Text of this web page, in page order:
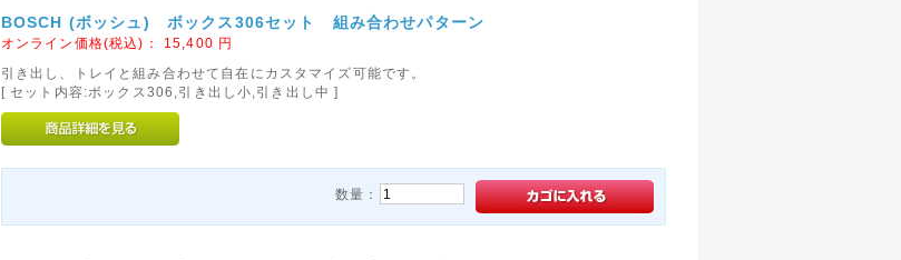
BOSCH (ボッシュ) ボックス306セット 組み合わせパターン
オンライン価格(税込)： 15,400 円
引き出し、トレイと組み合わせて自在にカスタマイズ可能です。
[ セット内容:ボックス306,引き出し小,引き出し中 ]
数量：